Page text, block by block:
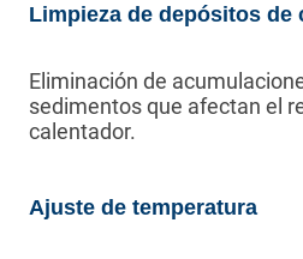
Limpieza de depósitos de
Eliminación de
sedimentos que afectan el
calentador.
Ajuste de temperatura